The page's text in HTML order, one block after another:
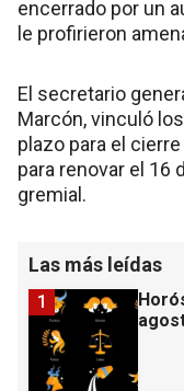
encerrado por un
le profirieron
El secretario
Marcón, vinculó
plazo para el
para renovar el 16
gremial.
Las más leídas
1